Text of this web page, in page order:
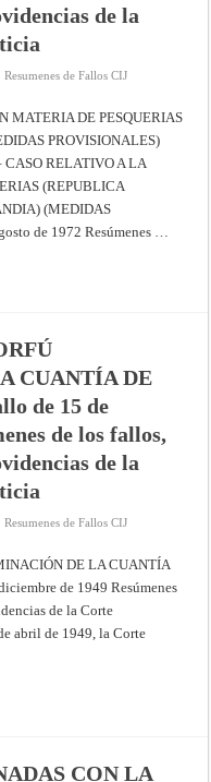
de la
,Resumenes de Fallos CIJ
MATERIA DE PESQUERIAS
PROVISIONALES)
CASO RELATIVO A LA
(REPUBLICA
(MEDIDAS
de 1972 Resúmenes …
CUANTÍA DE
de 15 de
de los fallos,
de la
,Resumenes de Fallos CIJ
DE LA CUANTÍA
de 1949 Resúmenes
de la Corte
abril de 1949, la Corte
CON LA